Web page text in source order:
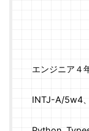
エンジニア４
INTJ-A/5w4、